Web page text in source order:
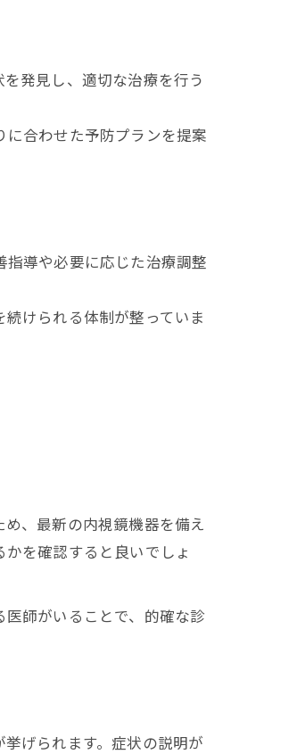
発見し、適切な治療を行う
合わせた予防プランを提案
導や必要に応じた治療調整
けられる体制が整っていま
、最新の内視鏡機器を備え
を確認すると良いでしょ
師がいることで、的確な診
げられます。症状の説明が